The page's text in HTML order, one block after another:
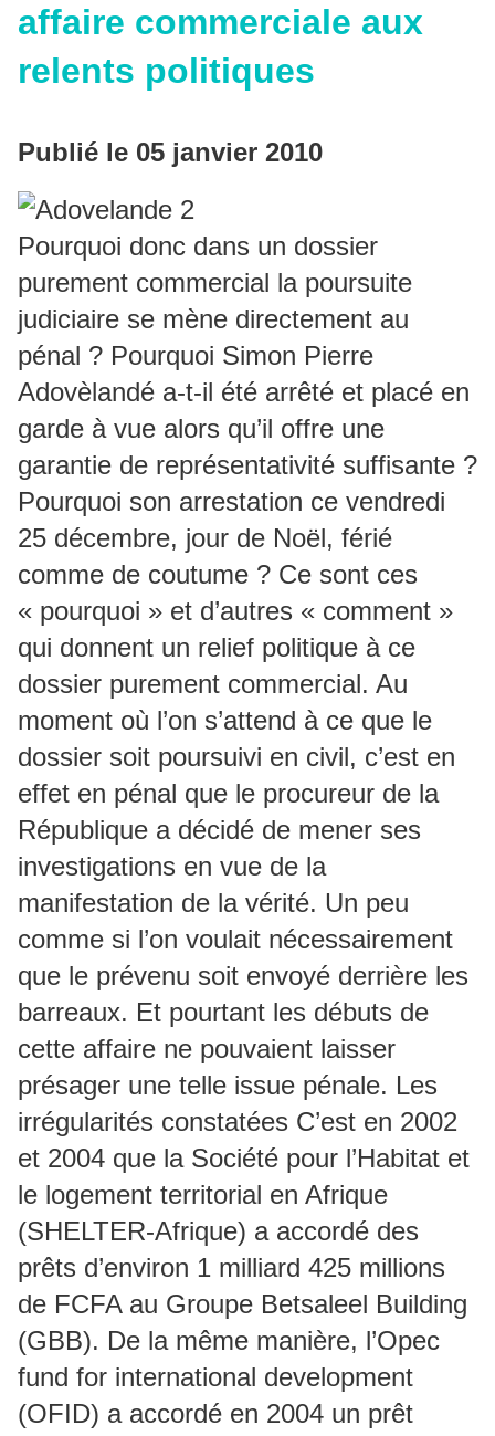
affaire commerciale aux
relents politiques
Publié le 05 janvier 2010
Pourquoi donc dans un dossier
purement commercial la poursuite
judiciaire se mène directement au
pénal ? Pourquoi Simon Pierre
Adovèlandé a-t-il été arrêté et placé en
garde à vue alors qu’il offre une
garantie de représentativité suffisante ?
Pourquoi son arrestation ce vendredi
25 décembre, jour de Noël, férié
comme de coutume ? Ce sont ces
« pourquoi » et d’autres « comment »
qui donnent un relief politique à ce
dossier purement commercial. Au
moment où l’on s’attend à ce que le
dossier soit poursuivi en civil, c’est en
effet en pénal que le procureur de la
République a décidé de mener ses
investigations en vue de la
manifestation de la vérité. Un peu
comme si l’on voulait nécessairement
que le prévenu soit envoyé derrière les
barreaux. Et pourtant les débuts de
cette affaire ne pouvaient laisser
présager une telle issue pénale. Les
irrégularités constatées C’est en 2002
et 2004 que la Société pour l’Habitat et
le logement territorial en Afrique
(SHELTER-Afrique) a accordé des
prêts d’environ 1 milliard 425 millions
de FCFA au Groupe Betsaleel Building
(GBB). De la même manière, l’Opec
fund for international development
(OFID) a accordé en 2004 un prêt